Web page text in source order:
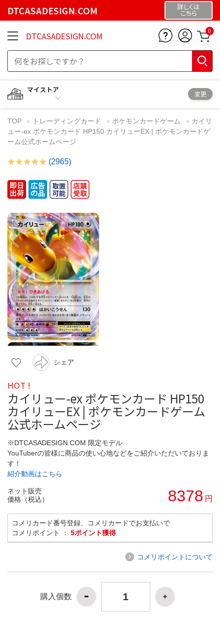
DTCASADESIGN.COM 詳しくは
こちら
DTCASADESIGN.COM 0
マイストア
変更
TOP トレーディングカード ポケモンカードゲーム
カイリ
ュー-ex ポケモンカード HP150 カイリューEX | ポケモンカードゲ
ーム公式ホームページ
(2965)
シェア
HOT !
カイリュー-ex ポケモンカード HP150
カイリューEX | ポケモンカードゲーム
公式ホームページ
※DTCASADESIGN.COM 限定モデル
YouTuberの皆様に商品の使い心地などをご紹介いただいておりま
す！
紹介動画はこちら
ネット販売
価格（税込）
8378 円
コメリカード番号登録、コメリカードでお支払いで
コメリポイント ： 5ポイント獲得
コメリポイントについて
購入個数